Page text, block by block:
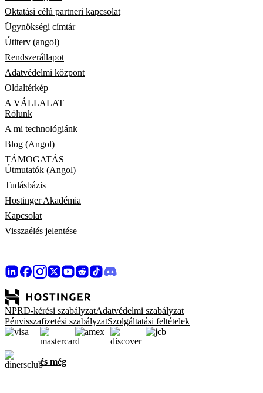
Oktatási célú partneri kapcsolat
Ügynökségi címtár
Útiterv (angol)
Rendszerállapot
Adatvédelmi központ
Oldaltérkép
A VÁLLALAT
Rólunk
A mi technológiánk
Blog (Angol)
TÁMOGATÁS
Útmutatók (Angol)
Tudásbázis
Hostinger Akadémia
Kapcsolat
Visszaélés jelentése
NPRD-kérési szabályzatAdatvédelmi szabályzat
Pénvisszafizetési szabályzatSzolgáltatási feltételek
és még